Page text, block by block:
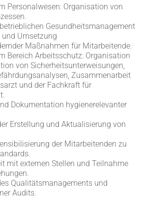
Personalwesen: Organisation von
Gesundheitsmanagement
und Umsetzung
Maßnahmen für Mitarbeitende.
Bereich Arbeitsschutz: Organisation
von Sicherheitsunterweisungen,
Zusammenarbeit
und der Fachkraft für
Dokumentation hygienerelevanter
Erstellung und Aktualisierung von
der Mitarbeitenden zu
mit externen Stellen und Teilnahme
Qualitätsmanagements und
Audits.